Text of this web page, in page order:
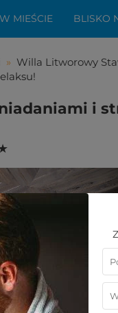
W MIEŚCIE BLISKO
» Willa Litworowy
i
ta oferta?
do niezwykłego